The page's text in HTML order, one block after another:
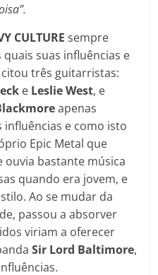
CULTUREsempre
suas influências e
citou três guitarristas:
e Leslie West, e
apenas
influências e como isto
Epic Metal que
bastante música
quando era jovem, e
Ao se mudar da
passou a absorver
viriam a oferecer
Sir Lord Baltimore,